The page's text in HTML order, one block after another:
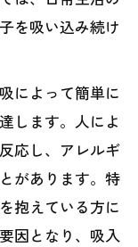
を吸い込み続け
によって簡単に
します。人によ
応し、アレルギ
があります。特
抱えている方に
因となり、吸入